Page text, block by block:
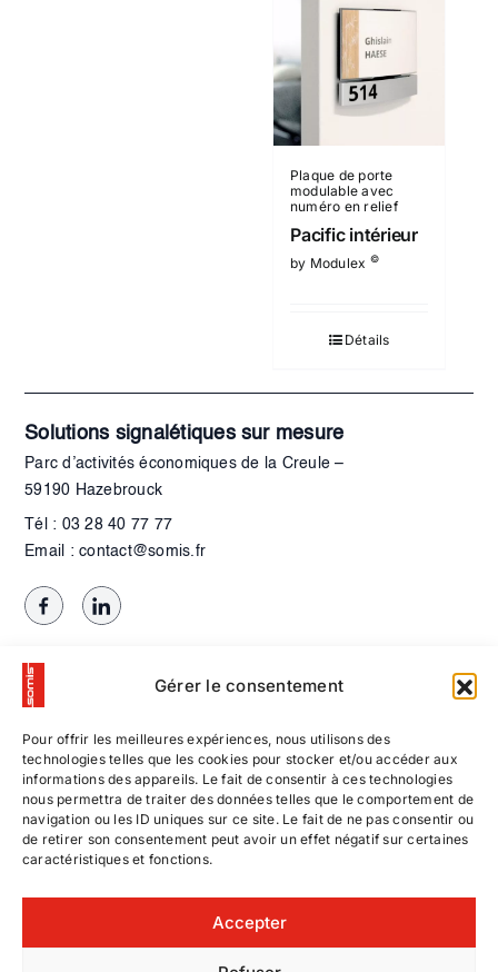
Gérer le consentement
Pour offrir les meilleures expériences, nous utilisons des
technologies telles que les cookies pour stocker et/ou accéder aux
informations des appareils. Le fait de consentir à ces technologies
nous permettra de traiter des données telles que le comportement de
navigation ou les ID uniques sur ce site. Le fait de ne pas consentir ou
de retirer son consentement peut avoir un effet négatif sur certaines
caractéristiques et fonctions.
Accepter
Plaque de porte
modulable avec
numéro en relief
Pacific intérieur
by Modulex ©
Détails
Solutions signalétiques sur mesure
Parc d’activités économiques de la Creule –
59190 Hazebrouck
Tél : 03 28 40 77 77
Email : contact@somis.fr
Contactez-nous